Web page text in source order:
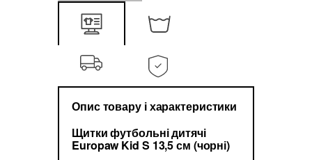
Опис товару і характеристики
Щитки футбольні дитячі
Europaw Kid S 13,5 см (чорні)